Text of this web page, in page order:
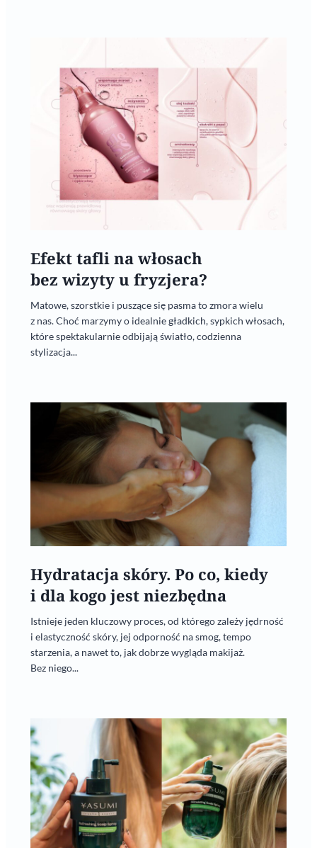
Efekt tafli na włosach
bez wizyty u fryzjera?
Matowe, szorstkie i puszące się pasma to zmora wielu
z nas. Choć marzymy o idealnie gładkich, sypkich włosach,
które spektakularnie odbijają światło, codzienna
stylizacja...
Hydratacja skóry. Po co, kiedy
i dla kogo jest niezbędna
Istnieje jeden kluczowy proces, od którego zależy jędrność
i elastyczność skóry, jej odporność na smog, tempo
starzenia, a nawet to, jak dobrze wygląda makijaż.
Bez niego...